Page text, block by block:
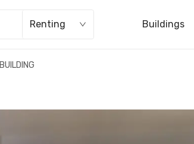
Buildings
Renting
BUILDING